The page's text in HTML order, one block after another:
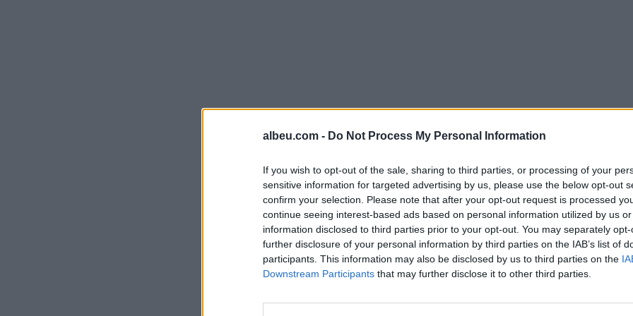
albeu.com - Do Not Process My Personal Information
If you wish to opt-out of the sale, sharing to third parties, or processing of your
sensitive information for targeted advertising by us, please use the below opt-out
confirm your selection. Please note that after your opt-out request is processed
continue seeing interest-based ads based on personal information utilized by us
information disclosed to third parties prior to your opt-out. You may separately
further disclosure of your personal information by third parties on the IAB’s list of
participants. This information may also be disclosed by us to third parties on the
Downstream Participants that may further disclose it to other third parties.